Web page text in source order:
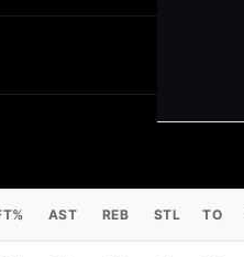
AST REB STL TO